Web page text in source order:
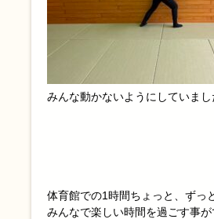
みんな動かないようにしていまし
体育館での1時間ちょっと、ずっ
みんなで楽しい時間を過ごす事が